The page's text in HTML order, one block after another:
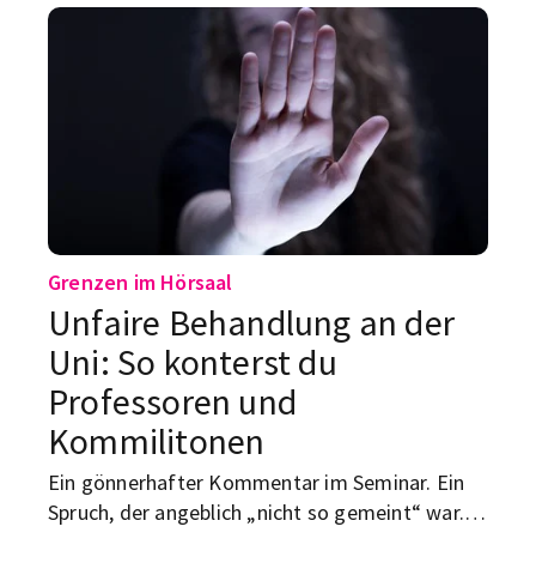
Studienfach mit schöneren Schuhen. Aber was
steckt hinter dem Trend?
Grenzen im Hörsaal
Unfaire Behandlung an der
Uni: So konterst du
Professoren und
Kommilitonen
Ein gönnerhafter Kommentar im Seminar. Ein
Spruch, der angeblich „nicht so gemeint“ war.